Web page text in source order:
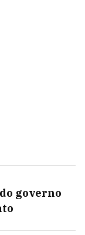
governo